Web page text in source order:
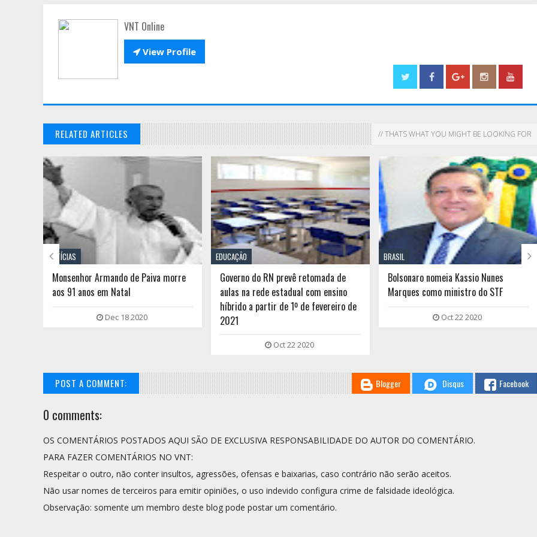
VNT Online
View Profile
RELATED ARTICLES // THATS WHAT YOU MIGHT BE LOOKING FOR
NOTÍCIAS
Monsenhor Armando de Paiva morre
aos 91 anos em Natal
Dec 18 2020
EDUCAÇÃO
Governo do RN prevê retomada de
aulas na rede estadual com ensino
híbrido a partir de 1º de fevereiro de
2021
Oct 22 2020
BRASIL
Bolsonaro nomeia Kassio Nunes
Marques como ministro do STF
Oct 22 2020
 
POST A COMMENT: Blogger Disqus Facebook
0 comments:
OS COMENTÁRIOS POSTADOS AQUI SÃO DE EXCLUSIVA RESPONSABILIDADE DO AUTOR DO COMENTÁRIO.
PARA FAZER COMENTÁRIOS NO VNT:
Respeitar o outro, não conter insultos, agressões, ofensas e baixarias, caso contrário não serão aceitos.
Não usar nomes de terceiros para emitir opiniões, o uso indevido configura crime de falsidade ideológica.
Observação: somente um membro deste blog pode postar um comentário.